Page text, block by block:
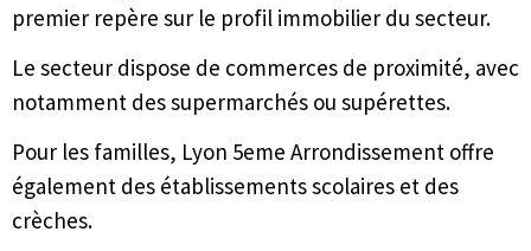
premier repère sur le profil immobilier du secteur.
Le secteur dispose de commerces de proximité, avec
notamment des supermarchés ou supérettes.
Pour les familles, Lyon 5eme Arrondissement offre
également des établissements scolaires et des
crèches.